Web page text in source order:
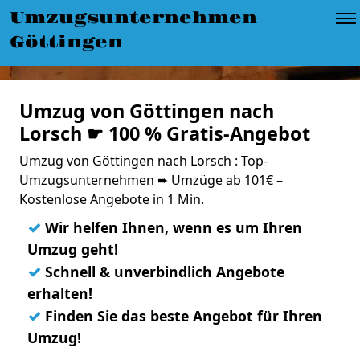
Umzugsunternehmen
Göttingen
Umzug von Göttingen nach
Lorsch ☛ 100 % Gratis-Angebot
Umzug von Göttingen nach Lorsch : Top-
Umzugsunternehmen ➨ Umzüge ab 101€ –
Kostenlose Angebote in 1 Min.
✓ Wir helfen Ihnen, wenn es um Ihren
Umzug geht!
✓ Schnell & unverbindlich Angebote
erhalten!
✓ Finden Sie das beste Angebot für Ihren
Umzug!